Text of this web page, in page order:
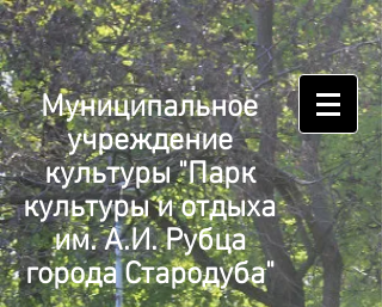
Муниципальное
учреждение
культуры "Парк
культуры и отдыха
им. А.И. Рубца
города Стародуба"